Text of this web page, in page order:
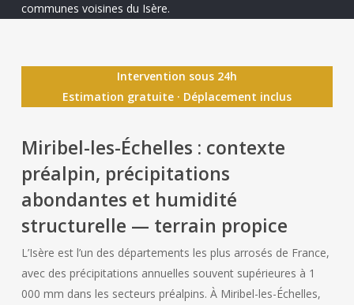
communes voisines du Isère.
Intervention sous 24h
Estimation gratuite · Déplacement inclus
Miribel-les-Échelles : contexte
préalpin, précipitations
abondantes et humidité
structurelle — terrain propice
L’Isère est l’un des départements les plus arrosés de France,
avec des précipitations annuelles souvent supérieures à 1
000 mm dans les secteurs préalpins. À Miribel-les-Échelles,